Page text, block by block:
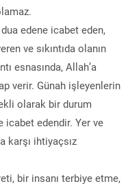
edene icabet eden,
ve sıkıntıda olanın
esnasında, Allah’a
verir. Günah işleyenlerin
olarak bir durum
icabet edendir. Yer ve
karşı ihtiyaçsız
bir insanı terbiye etme,